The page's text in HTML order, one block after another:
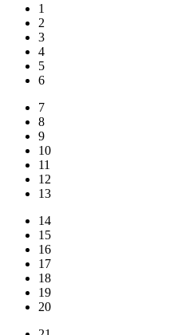
1
2
3
4
5
6
7
8
9
10
11
12
13
14
15
16
17
18
19
20